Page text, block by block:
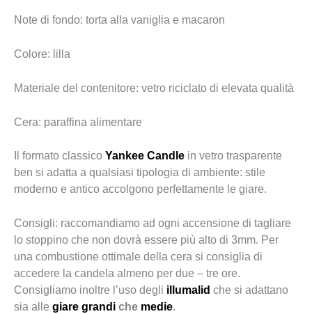
Note di fondo: torta alla vaniglia e macaron
Colore: lilla
Materiale del contenitore: vetro riciclato di elevata qualità
Cera: paraffina alimentare
Il formato classico Yankee Candle in vetro trasparente
ben si adatta a qualsiasi tipologia di ambiente: stile
moderno e antico accolgono perfettamente le giare.
Consigli: raccomandiamo ad ogni accensione di tagliare
lo stoppino che non dovrà essere più alto di 3mm. Per
una combustione ottimale della cera si consiglia di
accedere la candela almeno per due – tre ore.
Consigliamo inoltre l’uso degli illumalid che si adattano
sia alle giare grandi che medie.